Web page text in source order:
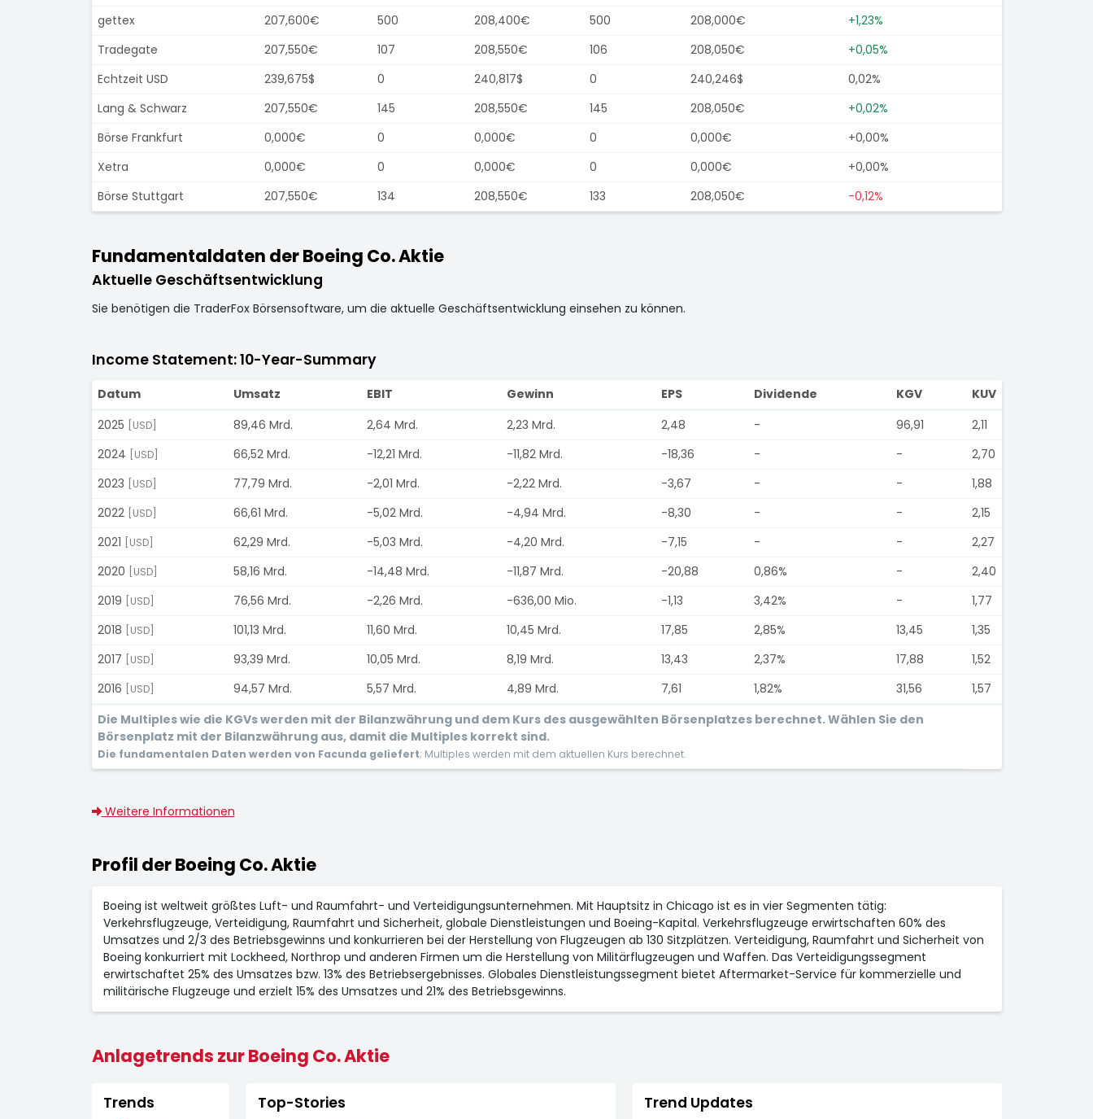
gettex
207,600€ 500 208,400€ 500 208,000€
+1,23%
Tradegate
207,550€ 107 208,550€ 106 208,050€
+0,05%
Echtzeit USD
239,675$ 0 240,817$ 0 240,246$
0,02%
Lang & Schwarz
207,550€ 145 208,550€ 145 208,050€
+0,02%
Börse Frankfurt
0,000€ 0 0,000€ 0 0,000€
+0,00%
Xetra
0,000€ 0 0,000€ 0 0,000€
+0,00%
Börse Stuttgart
207,550€ 134 208,550€ 133 208,050€ -0,12%
Fundamentaldaten der Boeing Co. Aktie
Aktuelle Geschäftsentwicklung
Sie benötigen die TraderFox Börsensoftware, um die aktuelle Geschäftsentwicklung einsehen zu können.
Income Statement: 10-Year-Summary
Datum Umsatz EBIT Gewinn EPS Dividende KGV
KUV
2025
[USD] 89,46 Mrd. 2,64 Mrd. 2,23 Mrd. 2,48 - 96,91
2,11
2024
[USD] 66,52 Mrd. -12,21 Mrd. -11,82 Mrd. -18,36 - -
2,70
2023
[USD] 77,79 Mrd. -2,01 Mrd. -2,22 Mrd. -3,67 - -
1,88
2022
[USD] 66,61 Mrd. -5,02 Mrd. -4,94 Mrd. -8,30 - -
2,15
2021
[USD] 62,29 Mrd. -5,03 Mrd. -4,20 Mrd. -7,15 - -
2,27
2020
[USD] 58,16 Mrd. -14,48 Mrd. -11,87 Mrd. -20,88 0,86% -
2,40
2019
[USD] 76,56 Mrd. -2,26 Mrd. -636,00 Mio. -1,13 3,42% -
1,77
2018
[USD] 101,13 Mrd. 11,60 Mrd. 10,45 Mrd. 17,85 2,85% 13,45
1,35
2017
[USD] 93,39 Mrd. 10,05 Mrd. 8,19 Mrd. 13,43 2,37% 17,88
1,52
2016
[USD] 94,57 Mrd. 5,57 Mrd. 4,89 Mrd. 7,61 1,82% 31,56
1,57
Die Multiples wie die KGVs werden mit der Bilanzwährung und dem Kurs des ausgewählten Börsenplatzes berechnet. Wählen Sie den
Börsenplatz mit der Bilanzwährung aus, damit die Multiples korrekt sind.
Die fundamentalen Daten werden von Facunda geliefert; Multiples werden mit dem aktuellen Kurs berechnet.
Weitere Informationen
Profil der Boeing Co. Aktie
Boeing ist weltweit größtes Luft- und Raumfahrt- und Verteidigungsunternehmen. Mit Hauptsitz in Chicago ist es in vier Segmenten tätig:
Verkehrsflugzeuge, Verteidigung, Raumfahrt und Sicherheit, globale Dienstleistungen und Boeing-Kapital. Verkehrsflugzeuge erwirtschaften 60% des
Umsatzes und 2/3 des Betriebsgewinns und konkurrieren bei der Herstellung von Flugzeugen ab 130 Sitzplätzen. Verteidigung, Raumfahrt und Sicherheit von
Boeing konkurriert mit Lockheed, Northrop und anderen Firmen um die Herstellung von Militärflugzeugen und Waffen. Das Verteidigungssegment
erwirtschaftet 25% des Umsatzes bzw. 13% des Betriebsergebnisses. Globales Dienstleistungssegment bietet Aftermarket-Service für kommerzielle und
militärische Flugzeuge und erzielt 15% des Umsatzes und 21% des Betriebsgewinns.
Anlagetrends zur Boeing Co. Aktie
Trends Top-Stories Trend Updates